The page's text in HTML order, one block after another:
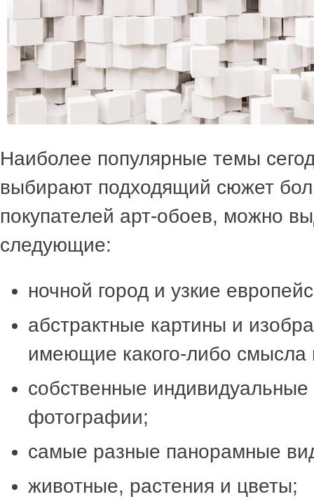
Наиболее популярные темы
выбирают подходящий сюжет
покупателей арт-обоев, можно
следующие:
ночной город и узкие
абстрактные картины и
имеющие какого-либо смысла
собственные
фотографии;
самые разные панорамные
животные, растения и цветы;